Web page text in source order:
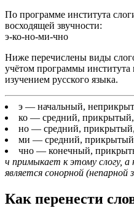
По программе института
восходящей звучности:
э-ко-но-ми-чно
Ниже перечислены виды
учётом программы
изучением русского языка.
э — начальный,
ко — средний,
но — средний,
ми — средний,
чно — конечный,
ч примыкает к этому слогу, а
является сонорной (непарной
Как перенести